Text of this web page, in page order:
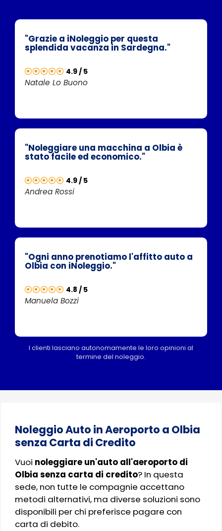
"Grazie a iNoleggio per questa
splendida vacanza in Sardegna."
4.9 / 5
Natale Lo Buono
"Noleggiare una macchina a Olbia è
stato facile ed economico."
4.9 / 5
Andrea Rossi
"Ogni anno prenotiamo l'affitto auto a
Olbia con iNoleggio."
4.8 / 5
Manuela Bozzi
I clienti lasciano autonomamente le loro opinioni al
termine del noleggio.
Noleggio Auto in Aeroporto a Olbia
senza Carta di Credito
Vuoi noleggiare un'auto all'aeroporto di
Olbia senza carta di credito? In questa
sede, non tutte le compagnie accettano
metodi alternativi, ma diverse soluzioni sono
disponibili per chi preferisce pagare con
carta di debito.